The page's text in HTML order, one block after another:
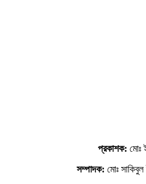
প্রকাশক: মোঃ
সম্পাদক: মোঃ